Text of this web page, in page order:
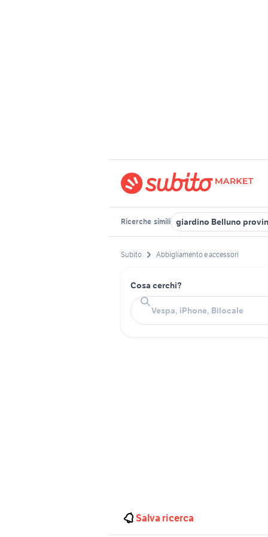
Ricerche simili giardino Belluno
Subito Abbigliamento e accessori
Cosa cerchi?
Salva ricerca